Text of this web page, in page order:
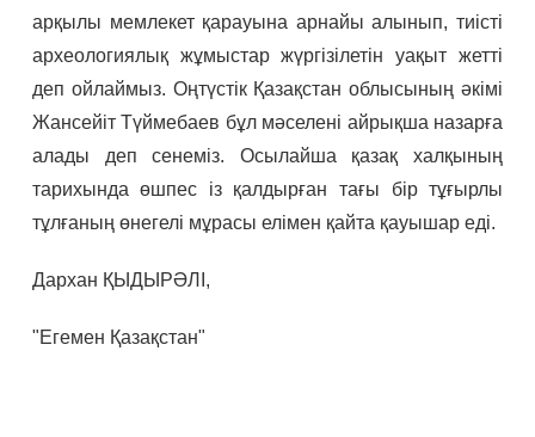
арқылы мемлекет қарауына арнайы алынып, тиісті
археологиялық жұмыстар жүргізілетін уақыт жетті
деп ойлаймыз. Оңтүстік Қазақстан облысының әкімі
Жансейіт Түймебаев бұл мәселені айрықша назарға
алады деп сенеміз. Осылайша қазақ халқының
тарихында өшпес із қалдырған тағы бір тұғырлы
тұлғаның өнегелі мұрасы елімен қайта қауышар еді.
Дархан ҚЫДЫРӘЛІ,
"Егемен Қазақстан"